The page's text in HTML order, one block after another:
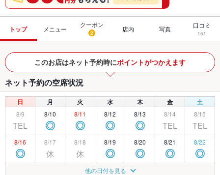
トップ メニュー
クーポン
2 店内 写真 口コミ
161
このお店はネット予約時にポイントがつかえます
ネット予約の空席状況
日 月 火 水 木 金 土
8/9
TEL
8/10
◎
8/11
◎
8/12
◎
8/13
◎
8/14
TEL
8/15
TEL
8/16
◎
8/17
休
8/18
休
8/19
◎
8/20
◎
8/21
◎
8/22
◎
8/25 8/26 8/27
他の日付を見る